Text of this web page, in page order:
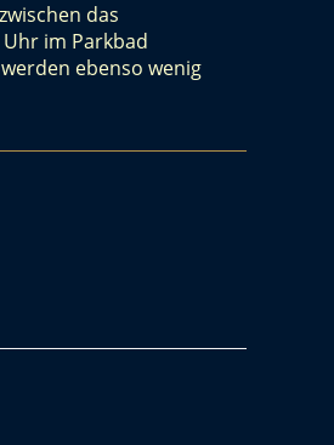
das
im Parkbad
ebenso wenig